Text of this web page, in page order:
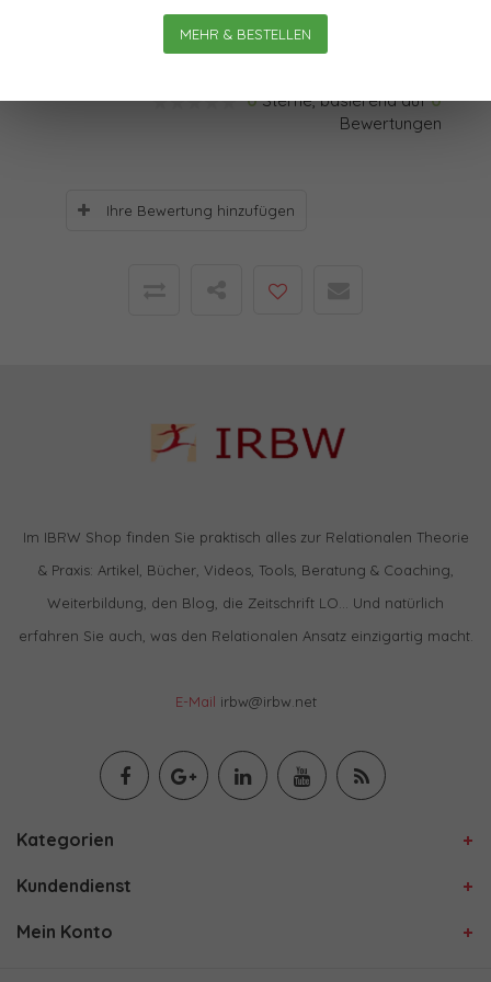
MEHR & BESTELLEN
erstmals in der Zeitschrift „Rapport“ veröffentlicht.
0Sterne, basierend auf0
Bewertungen
Ihre Bewertung hinzufügen
Im IBRW Shop finden Sie praktisch alles zur Relationalen Theorie
& Praxis: Artikel, Bücher, Videos, Tools, Beratung & Coaching,
Weiterbildung, den Blog, die Zeitschrift LO… Und natürlich
erfahren Sie auch, was den Relationalen Ansatz einzigartig macht.
E-Mail irbw@irbw.net
Kategorien
Kundendienst
Mein Konto